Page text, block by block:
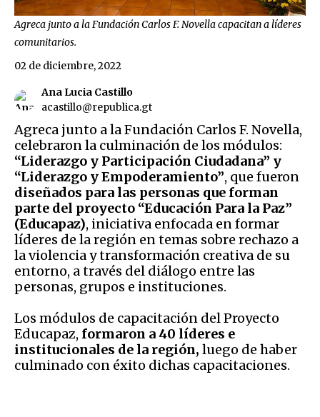
Agreca junto a la Fundación Carlos F. Novella capacitan a líderes
comunitarios.
Ana Lucia Castillo
acastillo@republica.gt
02 de diciembre, 2022
Agreca junto a la Fundación Carlos F. Novella,
celebraron la culminación de los módulos:
“Liderazgo y Participación Ciudadana” y
“Liderazgo y Empoderamiento”, que fueron
diseñados para las personas que forman
parte del proyecto “Educación Para la Paz”
(Educapaz), iniciativa enfocada en formar
líderes de la región en temas sobre rechazo a
la violencia y transformación creativa de su
entorno, a través del diálogo entre las
personas, grupos e instituciones.
Los módulos de capacitación del Proyecto
Educapaz, formaron a 40 líderes e
institucionales de la región, luego de haber
culminado con éxito dichas capacitaciones.